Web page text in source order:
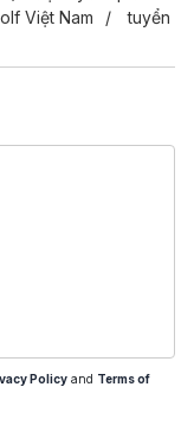
Việt Nam
tuyển
Policy and Terms of